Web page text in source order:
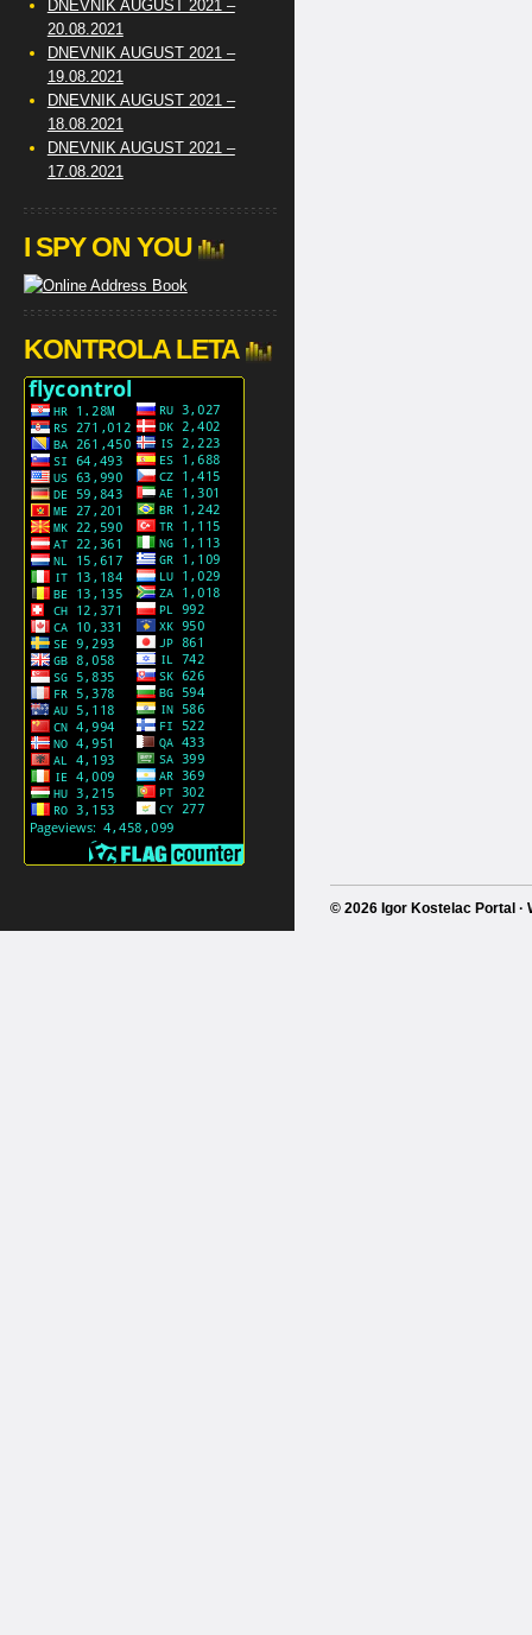
DNEVNIK AUGUST 2021 –
20.08.2021
DNEVNIK AUGUST 2021 –
19.08.2021
DNEVNIK AUGUST 2021 –
18.08.2021
DNEVNIK AUGUST 2021 –
17.08.2021
I SPY ON YOU
KONTROLA LETA
© 2026 Igor Kostelac Portal